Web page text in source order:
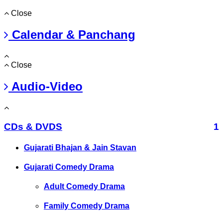
Close
Calendar & Panchang
Close
Audio-Video
CDs & DVDS 1
Gujarati Bhajan & Jain Stavan
Gujarati Comedy Drama
Adult Comedy Drama
Family Comedy Drama